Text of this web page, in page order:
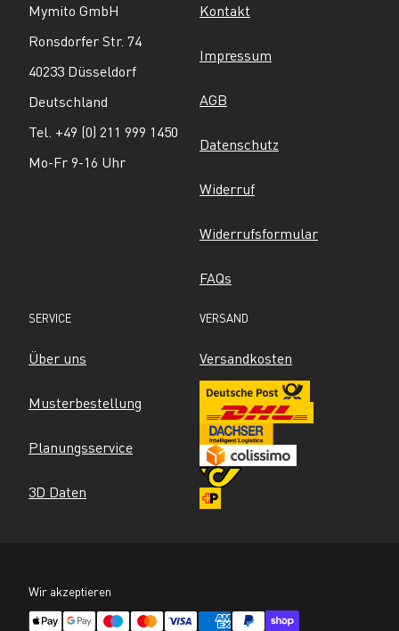
Mymito GmbH
Ronsdorfer Str. 74
40233 Düsseldorf
Deutschland
Tel. +49 (0) 211 999 1450
Mo-Fr 9-16 Uhr
Kontakt
Impressum
AGB
Datenschutz
Widerruf
Widerrufsformular
FAQs
SERVICE
Über uns
Musterbestellung
Planungsservice
3D Daten
VERSAND
Versandkosten
Wir akzeptieren